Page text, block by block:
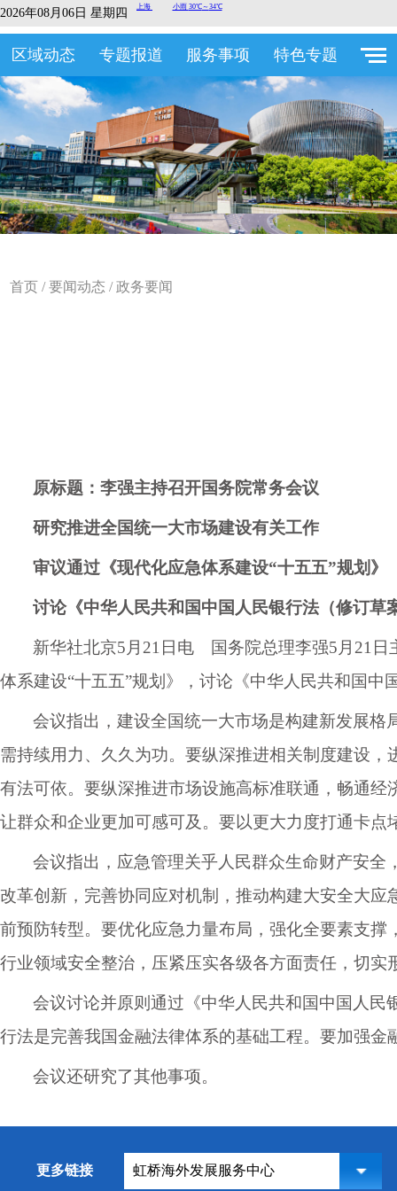
2026年08月06日 星期四
区域动态 专题报道 服务事项 特色专题
首页 /要闻动态 /政务要闻
原标题： 李强主持召开国务院常务会议
研究推进全国统一大市场建设有关工作
审议通过《现代化应急体系建设“十五五”规划》
讨论《中华人民共和国中国人民银行法（修订草
新华社北京5月21日电 国务院总理李强5月21日
体系建设“十五五”规划》，讨论《中华人民共和国中
会议指出，建设全国统一大市场是构建新发展
需持续用力、久久为功。要纵深推进相关制度建设
有法可依。要纵深推进市场设施高标准联通，畅通
让群众和企业更加可感可及。要以更大力度打通卡
会议指出，应急管理关乎人民群众生命财产安
改革创新，完善协同应对机制，推动构建大安全大
前预防转型。要优化应急力量布局，强化全要素支
行业领域安全整治，压紧压实各级各方面责任，切
会议讨论并原则通过《中华人民共和国中国人
行法是完善我国金融法律体系的基础工程。要加强
会议还研究了其他事项。
更多链接